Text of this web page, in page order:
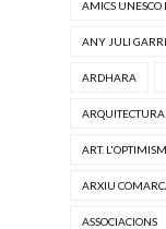
AMICS UNESCO
ANY JULI
ARDHARA
ARQUITECTURA
ART.
ARXIU
ASSOCIACIONS